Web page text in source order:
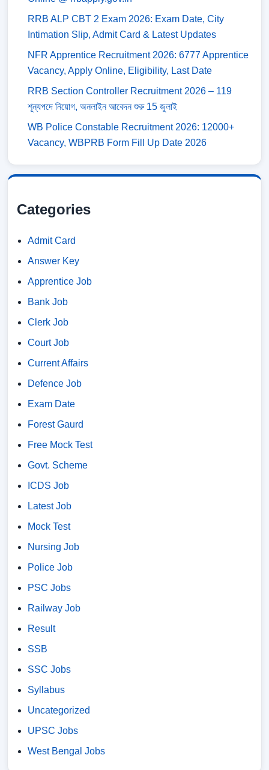
RRB ALP CBT 2 Exam 2026: Exam Date, City
Intimation Slip, Admit Card & Latest Updates
NFR Apprentice Recruitment 2026: 6777 Apprentice
Vacancy, Apply Online, Eligibility, Last Date
RRB Section Controller Recruitment 2026 – 119
শূন্যপদে নিয়োগ, অনলাইন আবেদন শুরু 15 জুলাই
WB Police Constable Recruitment 2026: 12000+
Vacancy, WBPRB Form Fill Up Date 2026
Categories
Admit Card
Answer Key
Apprentice Job
Bank Job
Clerk Job
Court Job
Current Affairs
Defence Job
Exam Date
Forest Gaurd
Free Mock Test
Govt. Scheme
ICDS Job
Latest Job
Mock Test
Nursing Job
Police Job
PSC Jobs
Railway Job
Result
SSB
SSC Jobs
Syllabus
Uncategorized
UPSC Jobs
West Bengal Jobs